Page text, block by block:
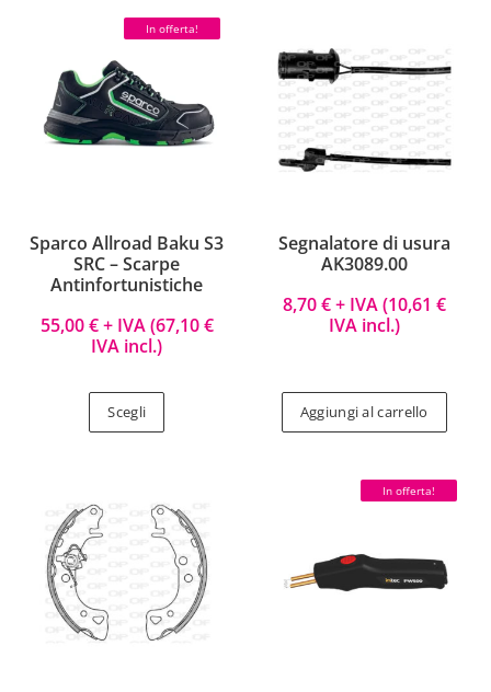
In offerta!
Sparco Allroad Baku S3
SRC – Scarpe
Antinfortunistiche
55,00€+ IVA (67,10€
IVA incl.)
Scegli
Segnalatore di usura
AK3089.00
8,70€+ IVA (10,61 €
IVA incl.)
Aggiungi al carrello
In offerta!